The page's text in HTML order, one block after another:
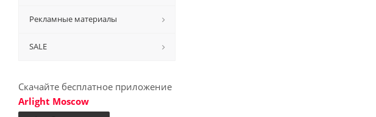
Рекламные материалы
SALE
Скачайте бесплатное приложение
Arlight Moscow